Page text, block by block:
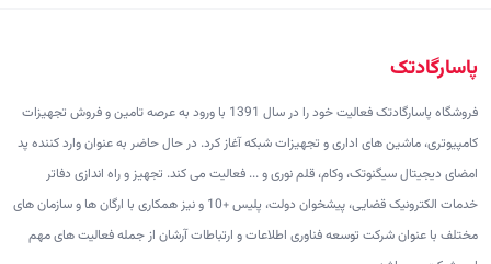
پاسارگادتک
فروشگاه پاسارگادتک فعالیت خود را در سال 1391 با ورود به عرصه تامین و فروش تجهیزات
کامپیوتری، ماشین های اداری و تجهیزات شبکه آغاز کرد. در حال حاضر به عنوان وارد کننده پد
امضای دیجیتال سیگنوتک، وکام، قلم نوری و ... فعالیت می کند. تجهیز و راه اندازی دفاتر
خدمات الکترونیک قضایی، پیشخوان دولت، پلیس +10 و نیز همکاری با ارگان ها و سازمان های
مختلف با عنوان شرکت توسعه فناوری اطلاعات و ارتباطات آرشان از جمله فعالیت های مهم